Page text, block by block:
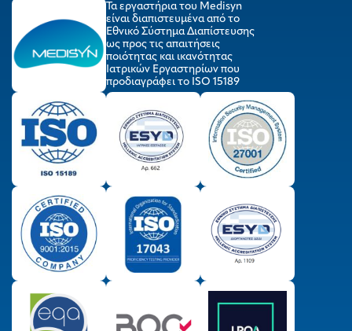
Τα εργαστήρια του Medisyn
είναι διαπιστευμένα από το
Εθνικό Σύστημα Διαπίστευσης
ως προς τις απαιτήσεις
ποιότητας και ικανότητας
Ιατρικών Εργαστηρίων που
προδιαγράφει το ISO 15189